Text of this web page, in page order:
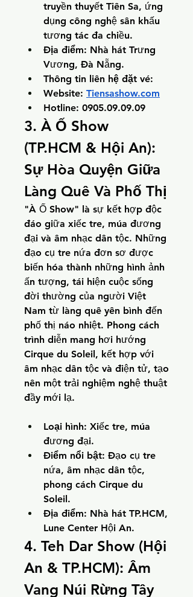
truyền thuyết Tiên Sa, ứng
dụng công nghệ sân khấu
tương tác đa chiều.
Địa điểm: Nhà hát Trưng
Vương, Đà Nẵng.
Thông tin liên hệ đặt vé:
Website: Tiensashow.com
Hotline: 0905.09.09.09
3. À Ố Show
(TP.HCM & Hội An):
Sự Hòa Quyện Giữa
Làng Quê Và Phố Thị
"À Ố Show" là sự kết hợp độc
đáo giữa xiếc tre, múa đương
đại và âm nhạc dân tộc. Những
đạo cụ tre nứa đơn sơ được
biến hóa thành những hình ảnh
ấn tượng, tái hiện cuộc sống
đời thường của người Việt
Nam từ làng quê yên bình đến
phố thị náo nhiệt. Phong cách
trình diễn mang hơi hướng
Cirque du Soleil, kết hợp với
âm nhạc dân tộc và điện tử, tạo
nên một trải nghiệm nghệ thuật
đầy mới lạ.
Loại hình: Xiếc tre, múa
đương đại.
Điểm nổi bật: Đạo cụ tre
nứa, âm nhạc dân tộc,
phong cách Cirque du
Soleil.
Địa điểm: Nhà hát TP.HCM,
Lune Center Hội An.
4. Teh Dar Show (Hội
An & TP.HCM): Âm
Vang Núi Rừng Tây